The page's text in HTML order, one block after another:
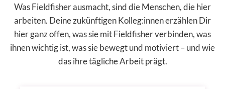
Was Fieldfisher ausmacht, sind die Menschen, die hier
arbeiten. Deine zukünftigen Kolleg:innen erzählen Dir
hier ganz offen, was sie mit Fieldfisher verbinden, was
ihnen wichtig ist, was sie bewegt und motiviert – und wie
das ihre tägliche Arbeit prägt.